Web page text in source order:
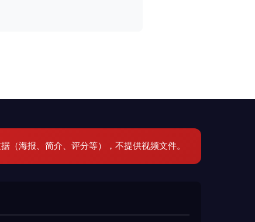
（海报、简介、评分等），不提供视频文件。